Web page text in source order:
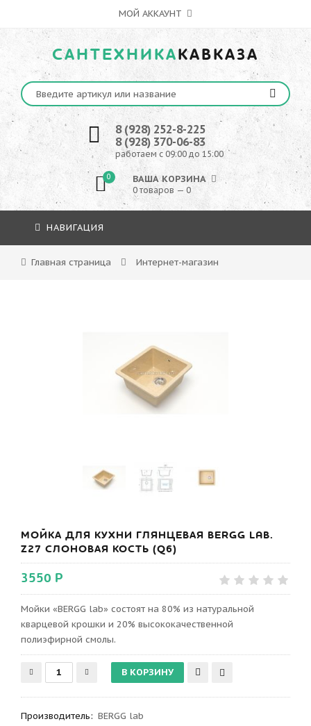
МОЙ АККАУНТ
САНТЕХНИКАКАВКАЗА
8 (928) 252-8-225
8 (928) 370-06-83
работаем с 09:00 до 15:00
0 ВАША КОРЗИНА
0 товаров — 0
НАВИГАЦИЯ
Главная страница Интернет-магазин
МОЙКА ДЛЯ КУХНИ ГЛЯНЦЕВАЯ BERGG LAB.
Z27 СЛОНОВАЯ КОСТЬ (Q6)
3550 Р
Мойки «BERGG lab» состоят на 80% из натуральной
кварцевой крошки и 20% высококачественной
полиэфирной смолы.
Производитель: BERGG lab